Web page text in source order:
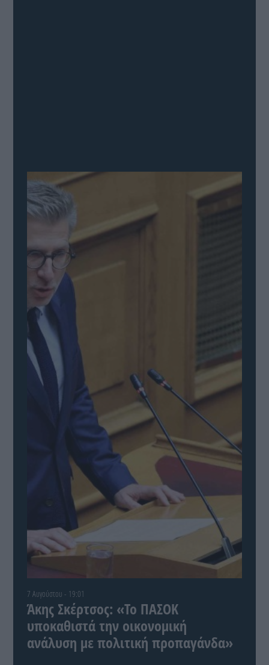
7 Αυγούστου - 19:01
Άκης Σκέρτσος: «Το ΠΑΣΟΚ
υποκαθιστά την οικονομική
ανάλυση με πολιτική προπαγάνδα»